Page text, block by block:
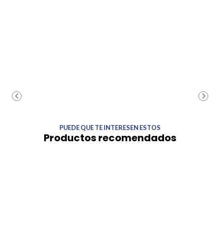
PUEDE QUE TE INTERESEN ESTOS
Productos recomendados